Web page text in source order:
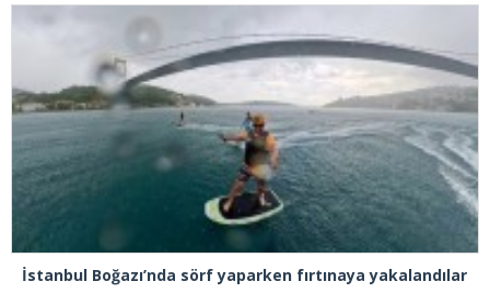
İstanbul Boğazı’nda sörf yaparken fırtınaya yakalandılar